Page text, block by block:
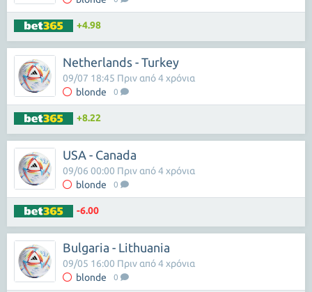
+4.98
Netherlands - Turkey
blonde 0
09/07 18:45 Πριν από 4 χρόνια
+8.22
USA - Canada
blonde 0
09/06 00:00 Πριν από 4 χρόνια
-6.00
Bulgaria - Lithuania
blonde 0
09/05 16:00 Πριν από 4 χρόνια